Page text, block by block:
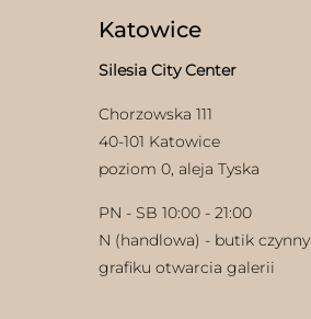
Katowice
Silesia City Center
Chorzowska 111
40-101 Katowice
poziom 0, aleja Tyska
PN - SB 10:00 - 21:00
N (handlowa) - butik czynny
grafiku otwarcia galerii